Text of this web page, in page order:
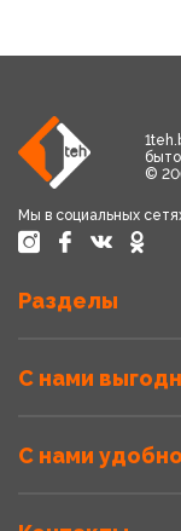
©
Мы в социальных
Разделы
С нами
С нами удобно